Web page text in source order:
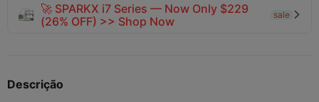
🚀 SPARKX i7 Series — Now Only $229
(26% OFF) >> Shop Now
sale 
Descrição